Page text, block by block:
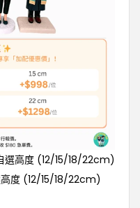
選高度 (12/15/18/22cm)
度 (12/15/18/22cm)